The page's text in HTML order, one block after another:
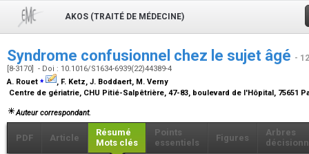
AKOS (TRAITÉ DE MÉDECINE)
Syndrome confusionnel chez le sujet âgé -
[8-3170] - Doi : 10.1016/S1634-6939(22)44389-4
A. Rouet ⁎
, F. Ketz, J. Boddaert, M. Verny
Centre de gériatrie, CHU Pitié-Salpêtrière, 47-83, boulevard de l'Hôpital, 75651
Auteur correspondant.
PDF Article
Résumé
Mots clés
Points
essentiels
Figures
Arbres